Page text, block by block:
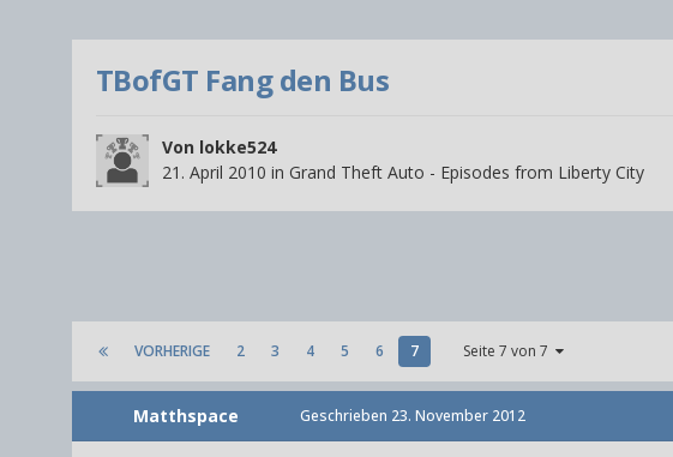
TBofGT Fang den Bus
Von lokke524
21. April 2010 in Grand Theft Auto - Episodes from Liberty City
VORHERIGE 2 3 4 5 6 7 Seite 7 von 7
Matthspace Geschrieben 23. November 2012